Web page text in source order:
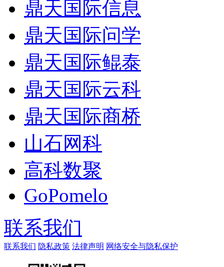
鼎天国际信息
鼎天国际问学
鼎天国际鲲泰
鼎天国际云科
鼎天国际商桥
山石网科
高科数聚
GoPomelo
联系我们
联系我们 隐私政策 法律声明 网络安全与隐私保护